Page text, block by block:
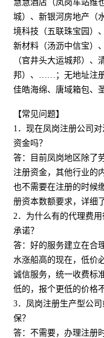
慧慧酒店（凤岗车站维
城）、新银河房地产
境科技（五联珠宝园）
新材料（汤沥中信宝）
（官井头大运城邦）
邦）、……；无地址注册
佳皓海绵、唐域箱包、
【常见问题】
1．现在凤岗注册公司
资金吗？
答：目前凤岗地区除了
注册资金，其他行业的
也不需要在注册的时候
册资本数额要求，详细
2．为什么有的代理费
承诺？
答：好的服务建立在合
水涨船高的现在，低价
诚信服务，统一收费标
低的，报个更低的价格
3．凤岗注册生产型公
保？
答：不需要，办理注册